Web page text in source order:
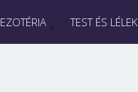
EZOTÉRIA TEST ÉS LÉLEK